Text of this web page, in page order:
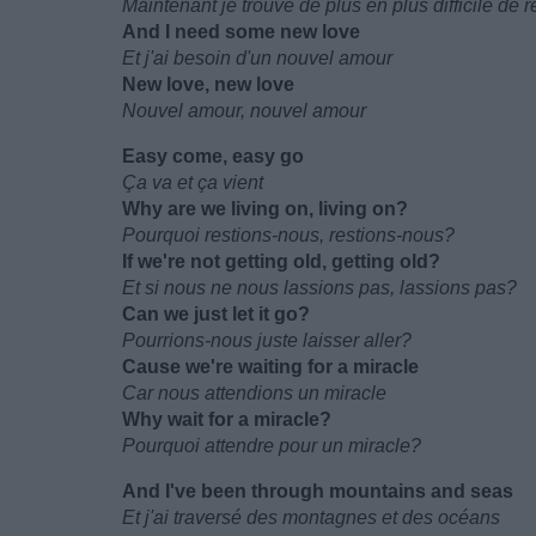
Maintenant je trouve de plus en plus difficile de
And I need some new love
Et j'ai besoin d'un nouvel amour
New love, new love
Nouvel amour, nouvel amour
Easy come, easy go
Ça va et ça vient
Why are we living on, living on?
Pourquoi restions-nous, restions-nous?
If we're not getting old, getting old?
Et si nous ne nous lassions pas, lassions pas?
Can we just let it go?
Pourrions-nous juste laisser aller?
Cause we're waiting for a miracle
Car nous attendions un miracle
Why wait for a miracle?
Pourquoi attendre pour un miracle?
And I've been through mountains and seas
Et j'ai traversé des montagnes et des océans